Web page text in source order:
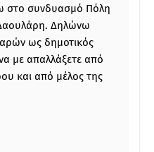
στο συνδυασμό Πόλη
Δηλώνω
ως δημοτικός
με απαλλάξετε από
και από μέλος της